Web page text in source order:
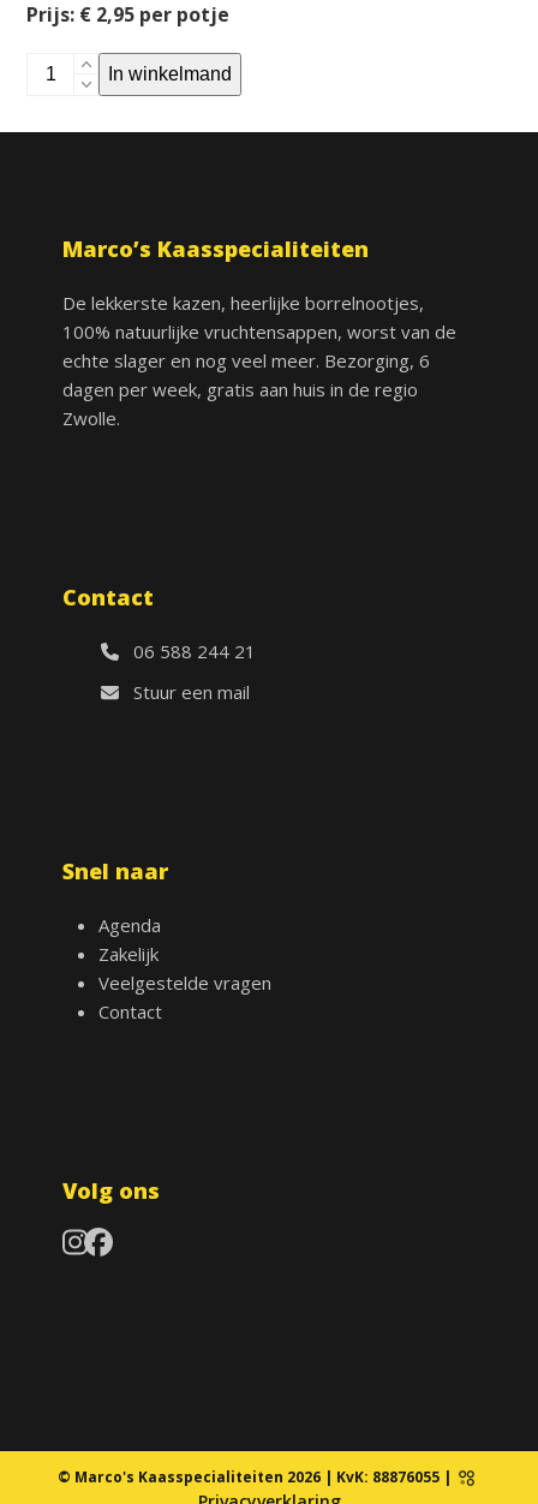
Prijs: € 2,95 per potje
Kaasdip
In winkelmand
Marco’s Kaasspecialiteiten
De lekkerste kazen, heerlijke borrelnootjes,
100% natuurlijke vruchtensappen, worst van de
echte slager en nog veel meer. Bezorging, 6
dagen per week, gratis aan huis in de regio
Zwolle.
Contact
06 588 244 21
Stuur een mail
Snel naar
Agenda
Zakelijk
Veelgestelde vragen
Contact
Volg ons
Instagram
Facebook
© Marco's Kaasspecialiteiten 2026 | KvK: 88876055 |